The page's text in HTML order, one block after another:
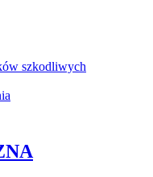
szkodliwych